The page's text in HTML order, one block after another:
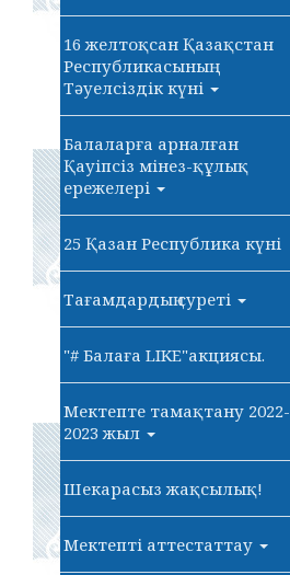
16 желтоқсан Қазақстан
Республикасының
Тәуелсіздік күні
Балаларға арналған
Қауіпсіз мінез-құлық
ережелері
25 Қазан Республика күні
Тағамдардың суреті
"# Балаға LIKE"акциясы.
Мектепте тамақтану 2022-
2023 жыл
Шекарасыз жақсылық!
Мектепті аттестаттау